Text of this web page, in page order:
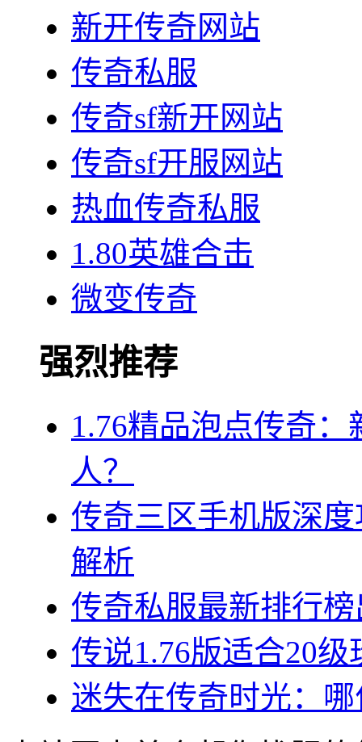
新开传奇网站
传奇私服
传奇sf新开网站
传奇sf开服网站
热血传奇私服
1.80英雄合击
微变传奇
强烈推荐
1.76精品泡点传奇
人？
传奇三区手机版深
解析
传奇私服最新排行
传说1.76版适合20
迷失在传奇时光：